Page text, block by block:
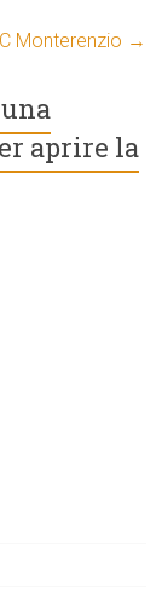
Monterenzio →
aprire la